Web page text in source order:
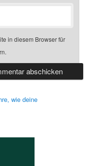
in diesem Browser für
wie deine